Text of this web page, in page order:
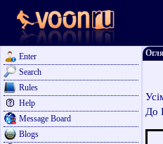
Enter
Search
Rules
Help
Message Board
Blogs
До